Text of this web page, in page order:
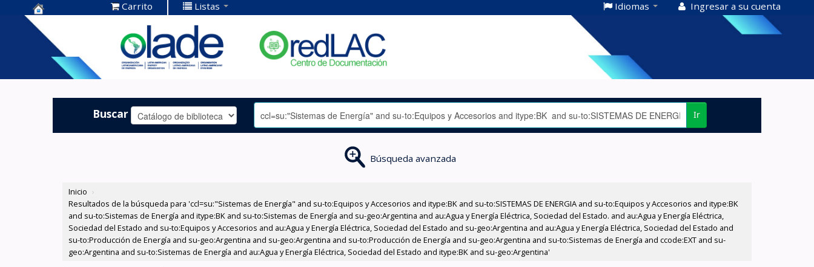
Centro de
Documentación
OLADE -
Carrito Listas Idiomas Ingresar a su cuenta
Buscar Ir
Búsqueda avanzada
Inicio ›
Resultados de la búsqueda para 'ccl=su:"Sistemas de Energía" and su-to:Equipos y Accesorios and itype:BK and su-to:SISTEMAS DE ENERGIA and su-to:Equipos y Accesorios and itype:BK
and su-to:Sistemas de Energía and itype:BK and su-to:Sistemas de Energía and su-geo:Argentina and au:Agua y Energía Eléctrica, Sociedad del Estado. and au:Agua y Energía Eléctrica,
Sociedad del Estado and su-to:Equipos y Accesorios and au:Agua y Energía Eléctrica, Sociedad del Estado and su-geo:Argentina and au:Agua y Energía Eléctrica, Sociedad del Estado and
su-to:Producción de Energía and su-geo:Argentina and su-geo:Argentina and su-to:Producción de Energía and su-geo:Argentina and su-to:Sistemas de Energía and ccode:EXT and su-
geo:Argentina and su-to:Sistemas de Energía and au:Agua y Energía Eléctrica, Sociedad del Estado and itype:BK and su-geo:Argentina'